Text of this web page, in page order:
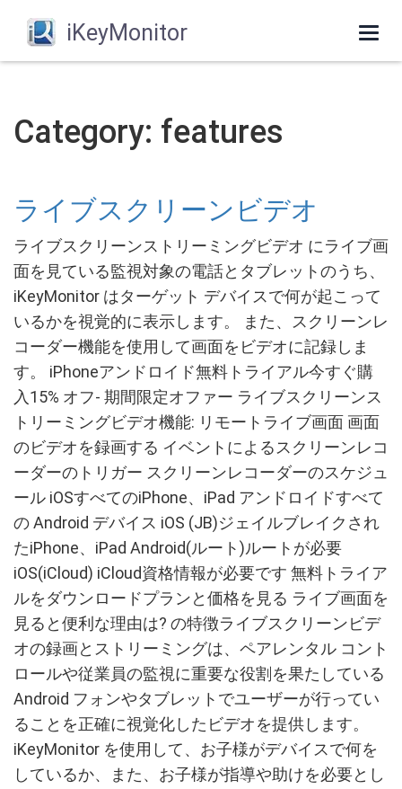
iKeyMonitor
Category: features
ライブスクリーンビデオ
ライブスクリーンストリーミングビデオ にライブ画
面を見ている監視対象の電話とタブレットのうち、
iKeyMonitor はターゲット デバイスで何が起こって
いるかを視覚的に表示します。 また、スクリーンレ
コーダー機能を使用して画面をビデオに記録しま
す。 iPhoneアンドロイド無料トライアル今すぐ購
入15% オフ- 期間限定オファー ライブスクリーンス
トリーミングビデオ機能: リモートライブ画面 画面
のビデオを録画する イベントによるスクリーンレコ
ーダーのトリガー スクリーンレコーダーのスケジュ
ール iOSすべてのiPhone、iPad アンドロイドすべて
の Android デバイス iOS (JB)ジェイルブレイクされ
たiPhone、iPad Android(ルート)ルートが必要
iOS(iCloud) iCloud資格情報が必要です 無料トライア
ルをダウンロードプランと価格を見る ライブ画面を
見ると便利な理由は? の特徴ライブスクリーンビデ
オの録画とストリーミングは、ペアレンタル コント
ロールや従業員の監視に重要な役割を果たしている
Android フォンやタブレットでユーザーが行ってい
ることを正確に視覚化したビデオを提供します。
iKeyMonitor を使用して、お子様がデバイスで何を
しているか、また、お子様が指導や助けを必要とし